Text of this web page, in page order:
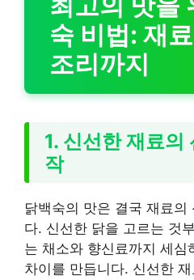
숙 비법: 재
조리까지
1. 신선한 재료의
작
닭백숙의 맛은 결국 재료의
다. 신선한 닭을 고르는 것
는 채소와 향신료까지 세심
차이를 만듭니다. 신선한